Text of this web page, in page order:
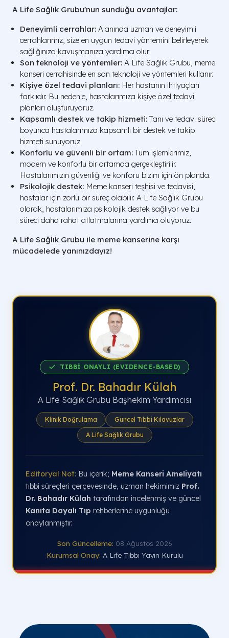
A Life Sağlık Grubu'nun sunduğu avantajlar:
Deneyimli cerrahlar: Alanında uzman ve deneyimli
cerrahlarımız, size en uygun tedavi yöntemini belirleyerek
sağlığınıza kavuşmanıza yardımcı olur.
Son teknoloji ve yöntemler: A Life Sağlık Grubu, meme
kanseri cerrahisinde en son teknoloji ve yöntemleri kullanır.
Kişiye özel tedavi planları: Her hastanın ihtiyaçları
farklıdır. Bu nedenle, hastalarımıza kişiye özel tedavi
planları oluşturuyoruz.
Kapsamlı destek ve takip hizmeti: Tanı ve tedavi süreci
boyunca hastalarımıza kapsamlı bir destek ve takip
hizmeti sunuyoruz.
Konforlu ve güvenli bir ortam: Tüm işlemlerimiz,
modern ve konforlu bir ortamda gerçekleştirilir.
Hastalarımızın güvenliği ve konforu bizim için ön planda.
Psikolojik destek: Meme kanseri teşhisi ve tedavisi,
hastalar için zorlu bir süreç olabilir. A Life Sağlık Grubu
olarak, hastalarımıza psikolojik destek sağlıyor ve bu
süreci daha rahat atlatmalarına yardımcı oluyoruz.
A Life Sağlık Grubu ile meme kanserine karşı
mücadelede yanınızdayız!
TIBBİ ONAYLI (EVIDENCE-BASED)
Prof. Dr. Bahadır Külah
A Life Sağlık Grubu Başhekim Yardımcısı
Klinik Doğrulama
Güncel Tıbbi Kılavuzlar
A Life Sağlık Grubu
Editoryal Not: Bu içerik; Meme Kanseri Ameliyatı
tıbbi süreçleri çerçevesinde, uzman hekimimiz Prof.
Dr. Bahadır Külah tarafından incelenmiş ve güncel
Kanıta Dayalı Tıp rehberlerine uygunluğu
onaylanmıştır.
Son Güncelleme: 08 Ağustos 2026
Kurumsal Onay: A Life Tıbbi Yayın Kurulu